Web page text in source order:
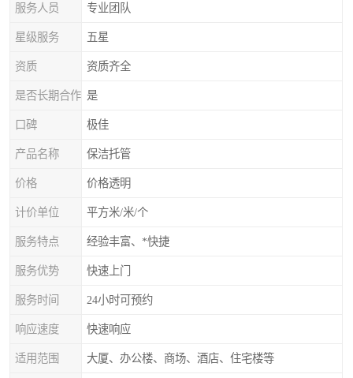
服务人员 专业团队
星级服务 五星
资质 资质齐全
是否长期合作 是
口碑 极佳
产品名称 保洁托管
价格 价格透明
计价单位 平方米/米/个
服务特点 经验丰富、*快捷
服务优势 快速上门
服务时间 24小时可预约
响应速度 快速响应
适用范围 大厦、办公楼、商场、酒店、住宅楼等